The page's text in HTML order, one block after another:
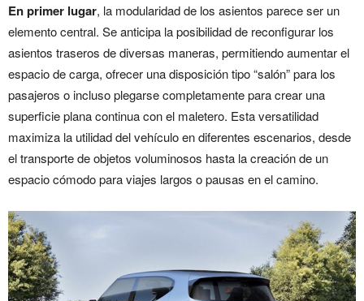
En primer lugar, la modularidad de los asientos parece ser un
elemento central. Se anticipa la posibilidad de reconfigurar los
asientos traseros de diversas maneras, permitiendo aumentar el
espacio de carga, ofrecer una disposición tipo “salón” para los
pasajeros o incluso plegarse completamente para crear una
superficie plana continua con el maletero. Esta versatilidad
maximiza la utilidad del vehículo en diferentes escenarios, desde
el transporte de objetos voluminosos hasta la creación de un
espacio cómodo para viajes largos o pausas en el camino.